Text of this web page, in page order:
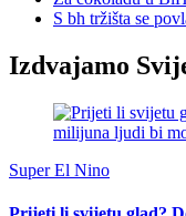
S bh tržišta se
Izdvajamo
Super El Nino